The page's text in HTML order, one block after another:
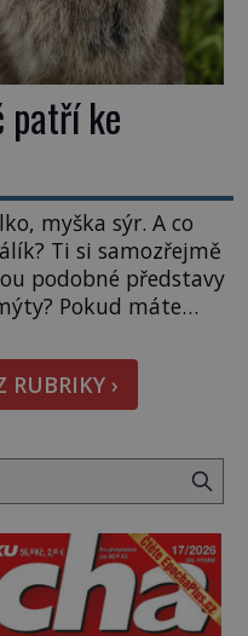
patří ke
myška sýr. A co
Ti si samozřejmě
podobné představy
Pokud máte
ji mít jen jako
RUBRIKY ›